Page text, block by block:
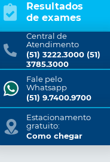
Resultados
de exames
Central de
Atendimento
(51) 3222.3000 (51)
3785.3000
Fale pelo
Whatsapp
(51) 9.7400.9700
Estacionamento
gratuito:
Como chegar